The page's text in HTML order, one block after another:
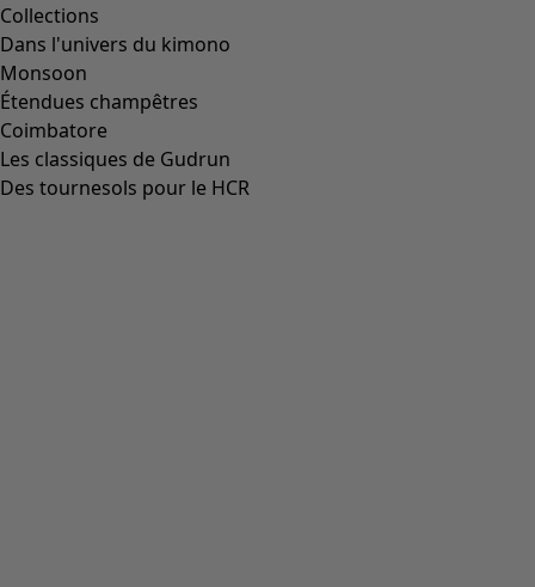
Collections
Dans l'univers du kimono
Monsoon
Étendues champêtres
Coimbatore
Les classiques de Gudrun
Des tournesols pour le HCR